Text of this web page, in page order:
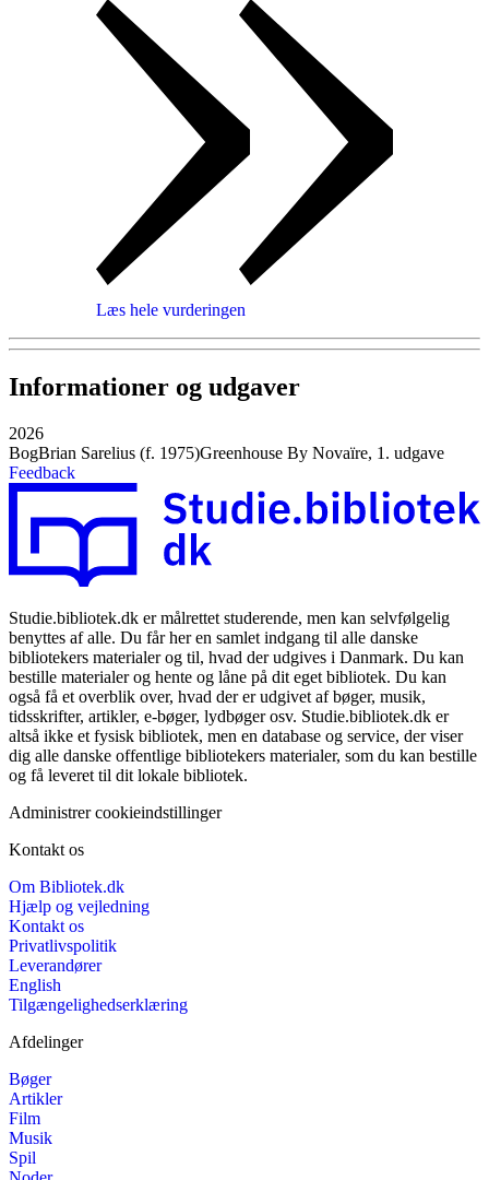
Læs hele vurderingen
Informationer og udgaver
2026
BogBrian Sarelius (f. 1975)Greenhouse By Novaïre, 1. udgave
Feedback
Studie.bibliotek.dk er målrettet studerende, men kan selvfølgelig
benyttes af alle. Du får her en samlet indgang til alle danske
bibliotekers materialer og til, hvad der udgives i Danmark. Du kan
bestille materialer og hente og låne på dit eget bibliotek. Du kan
også få et overblik over, hvad der er udgivet af bøger, musik,
tidsskrifter, artikler, e-bøger, lydbøger osv. Studie.bibliotek.dk er
altså ikke et fysisk bibliotek, men en database og service, der viser
dig alle danske offentlige bibliotekers materialer, som du kan bestille
og få leveret til dit lokale bibliotek.
Administrer cookieindstillinger
Kontakt os
Om Bibliotek.dk
Hjælp og vejledning
Kontakt os
Privatlivspolitik
Leverandører
English
Tilgængelighedserklæring
Afdelinger
Bøger
Artikler
Film
Musik
Spil